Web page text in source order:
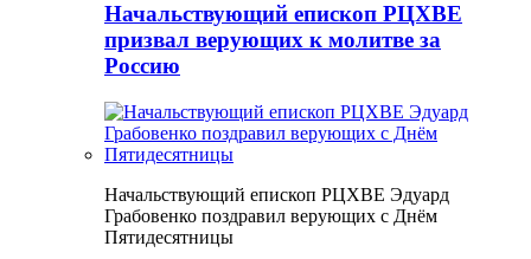
Начальствующий епископ РЦХВЕ
призвал верующих к молитве за
Россию
Начальствующий епископ РЦХВЕ Эдуард
Грабовенко поздравил верующих с Днём
Пятидесятницы